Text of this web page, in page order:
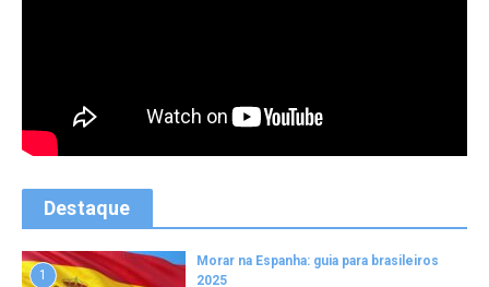
Destaque
1
Morar na Espanha: guia para brasileiros
2025